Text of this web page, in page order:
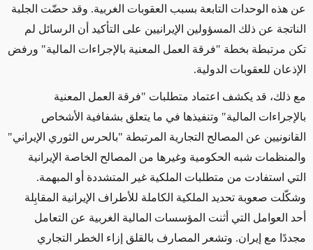
عن هذه الوحدات التابعة بسبب العقوبات الغربية. وقد حضّت الجلبة
الناتجة عن ذلك المسؤولين الإيرانيين على التأكيد أن الرسائل لم
تكن مرتبطة بخطة "فرقة العمل المعنية بالإجراءات المالية" ورفض
الإذعان للعقوبات الدولية.
مع ذلك، قد يكشف اعتماد متطلبات "فرقة العمل المعنية
بالإجراءات المالية" وتنفيذها في ما يتعلق بشفافية الأشخاص
القانونيين عن المصالح التجارية المرتبطة "بالحرس الثوري الإيراني"
والمنظمات شبه الحكومية وغيرها من المصالح الخاصة الإيرانية
التي استفادت من متطلبات الملكية غير المتشددة أو المبهمة.
وشكّلت صعوبة تحديد الملكية الكاملة للأطراف الإيرانية المقابِلة
أحد العوامل التي أثنت المؤسسات المالية الغربية عن التعامل
مجددًا مع إيران. وتشعر المصارف بالقلق إزاء الخطر التجاري